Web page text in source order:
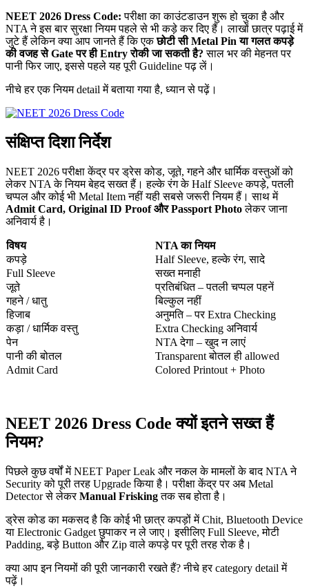
NEET 2026 Dress Code: परीक्षा का काउंटडाउन शुरू हो चुका है और
NTA ने इस बार सुरक्षा नियम पहले से भी कड़े कर दिए हैं। लाखों छात्र पढ़ाई में
जुटे हैं लेकिन क्या आप जानते हैं कि एकछोटी सी Metal Pin या गलत कपड़े
की वजह से Gate पर ही Entry रोकी जा सकती है? साल भर की मेहनत पर
पानी फिर जाए, इससे पहले यह पूरी Guideline पढ़ लें।
नीचे हर एक नियम detail में बताया गया है, ध्यान से पढ़ें।
संक्षिप्त दिशा निर्देश
NEET 2026 परीक्षा केंद्र पर ड्रेस कोड, जूते, गहने और धार्मिक वस्तुओं को
लेकर NTA के नियम बेहद सख्त हैं। हल्के रंग के Half Sleeve कपड़े, पतली
चप्पल और कोई भी Metal Item नहीं यही सबसे जरूरी नियम हैं। साथ में
Admit Card, Original ID Proof और Passport Photoलेकर जाना
अनिवार्य है।
विषय
NTA का नियम
कपड़े
Half Sleeve, हल्के रंग, सादे
Full Sleeve
सख्त मनाही
जूते
प्रतिबंधित – पतली चप्पल पहनें
गहने / धातु
बिल्कुल नहीं
हिजाब
अनुमति – पर Extra Checking
कड़ा / धार्मिक वस्तु
Extra Checking अनिवार्य
पेन
NTA देगा – खुद न लाएं
पानी की बोतल
Transparent बोतल ही allowed
Admit Card
Colored Printout + Photo
NEET 2026 Dress Code क्यों इतने सख्त हैं
नियम?
पिछले कुछ वर्षों में NEET Paper Leak और नकल के मामलों के बाद NTA ने
Security को पूरी तरह Upgrade किया है। परीक्षा केंद्र पर अब Metal
Detector से लेकरManual Friskingतक सब होता है।
ड्रेस कोड का मकसद है कि कोई भी छात्र कपड़ों में Chit, Bluetooth Device
या Electronic Gadget छुपाकर न ले जाए। इसीलिए Full Sleeve, मोटी
Padding, बड़े Button और Zip वाले कपड़े पर पूरी तरह रोक है।
क्या आप इन नियमों की पूरी जानकारी रखते हैं? नीचे हर category detail में
पढ़ें।